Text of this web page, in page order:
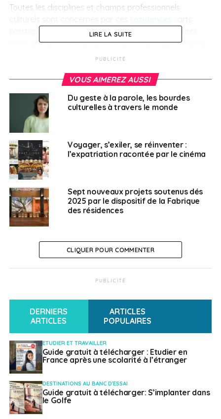
Toutes les disciplines et champs professionnels
plastiques, arts visuels, architecture, design, métiers
d’art, arts de la scène, arts de la rue, musique, cinéma,
séries, littérature, bande dessinée, sciences humaines
expériences immersives (XR), jeu vidéo, podcast, arts
également acceptés.
En 2023, 715
et un comité d’expert a sélectionné 50 projets portés
par des artistes de quinze nationalités différentes,
couvrant de nombreuse disciplines.
Découvrir les résidents
Villa Albertine de
l’année 2024
Younes Baba-Ali – New York
Oliver Beer – New York
Lune Diagne – New York
Assia Drame – Chicago
Aboubakar Fofana – Atlanta, Charleston, La
Nouvelle-Orléans, New York, St. Augustine &
Washington DC
Geoffroy Mathieu – Atlanta
LIRE LA SUITE
PUBLICITÉ
VOUS AIMEREZ AUSSI
Du geste à la parole, les bourdes
culturelles à travers le monde
Voyager, s’exiler, se réinventer :
l’expatriation racontée par le cinéma
Sept nouveaux projets soutenus dés
2025 par le dispositif de la Fabrique
des résidences
CLIQUER POUR COMMENTER
PUBLICITÉ
DERNIERS
ARTICLES
ARTICLES
POPULAIRES
ETUDIER ET TRAVAILLER
Guide gratuit à télécharger : Etudier en
France après une scolarité à l’étranger
DESTINATIONS AU BANC D'ESSAI
Guide gratuit à télécharger: S’implanter dans
le Golfe